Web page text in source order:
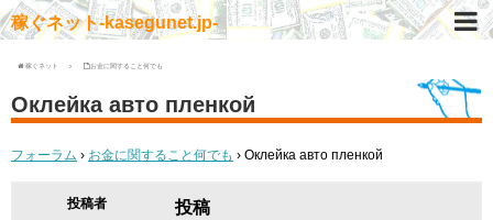
稼ぐネット-kasegunet.jp-
稼ぐネット お金に関すること何でも
Оклейка авто пленкой
フォーラム › お金に関すること何でも › Оклейка авто пленкой
投稿者 投稿